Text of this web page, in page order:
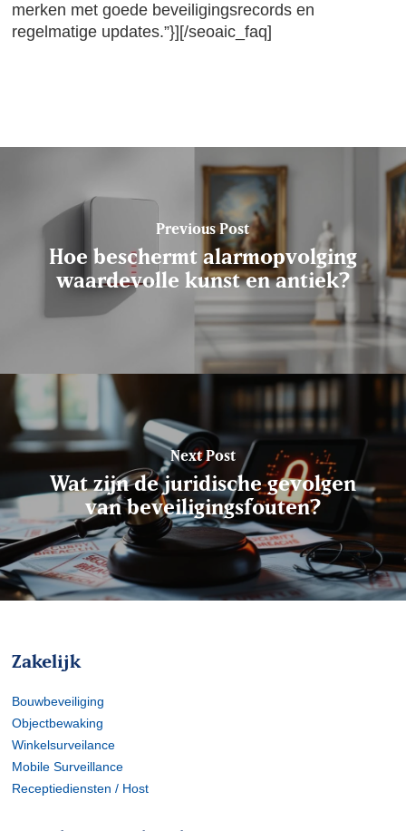
merken met goede beveiligingsrecords en
regelmatige updates.”}][/seoaic_faq]
Previous Post
Hoe beschermt alarmopvolging
waardevolle kunst en antiek?
Next Post
Wat zijn de juridische gevolgen
van beveiligingsfouten?
Zakelijk
Bouwbeveiliging
Objectbewaking
Winkelsurveilance
Mobile Surveillance
Receptiediensten / Host